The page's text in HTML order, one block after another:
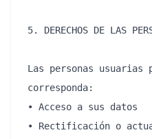
5. DERECHOS DE LAS
Las personas
corresponda:
• Acceso a sus datos
• Rectificación o